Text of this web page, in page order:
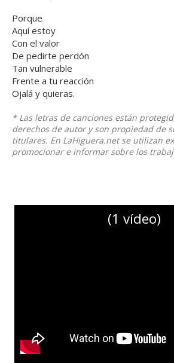
Porque
Aquí estoy
Con el valor
De pedirte perdón
Tan vulnerable
Frente a tu reacción
Ojalá y quieras.
* Las letras de canciones están
derechos de autor y son propiedad de
titulares. En LaHiguera.net se utilizan
promocionar e informar sobre los
(1 vídeo)